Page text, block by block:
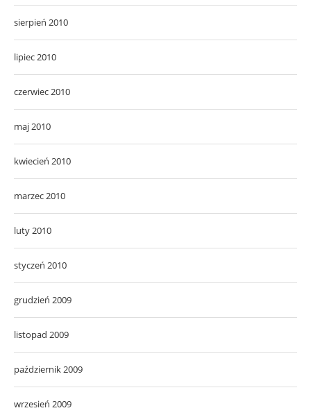
sierpień 2010
lipiec 2010
czerwiec 2010
maj 2010
kwiecień 2010
marzec 2010
luty 2010
styczeń 2010
grudzień 2009
listopad 2009
październik 2009
wrzesień 2009